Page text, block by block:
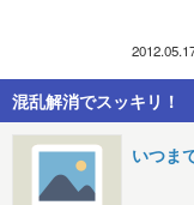
混乱解消でスッキリ！
いつま